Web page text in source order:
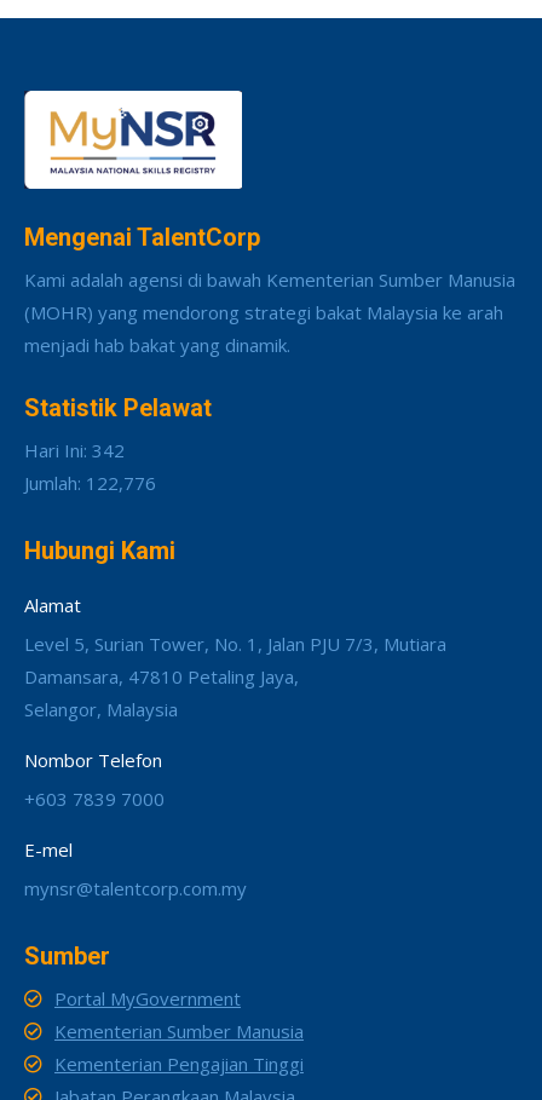
Mengenai TalentCorp
Kami adalah agensi di bawah Kementerian Sumber Manusia
(MOHR) yang mendorong strategi bakat Malaysia ke arah
menjadi hab bakat yang dinamik.
Statistik Pelawat
Hari Ini: 342
Jumlah: 122,776
Hubungi Kami
Alamat
Level 5, Surian Tower, No. 1, Jalan PJU 7/3, Mutiara
Damansara, 47810 Petaling Jaya,
Selangor, Malaysia
Nombor Telefon
+603 7839 7000
E-mel
mynsr@talentcorp.com.my
Sumber
Portal MyGovernment
Kementerian Sumber Manusia
Kementerian Pengajian Tinggi